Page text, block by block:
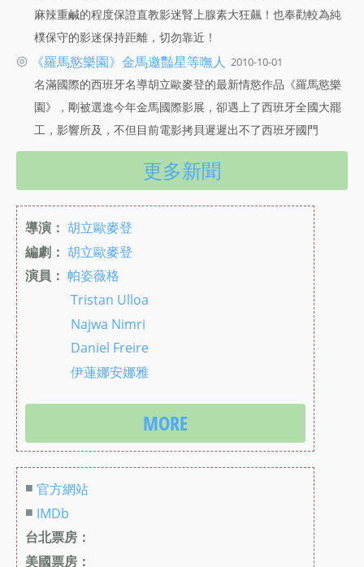
麻辣重鹹的程度保證直教影迷腎上腺素大狂飆！也奉勸較為純
樸保守的影迷保持距離，切勿靠近！
◎ 《羅馬慾樂園》金馬邀豔星等嘸人 2010-10-01
名滿國際的西班牙名導胡立歐麥登的最新情慾作品《羅馬慾樂
園》，剛被選進今年金馬國際影展，卻遇上了西班牙全國大罷
工，影響所及，不但目前電影拷貝遲遲出不了西班牙國門
更多新聞
導演： 胡立歐麥登
編劇： 胡立歐麥登
演員： 帕姿薇格
Tristan Ulloa
Najwa Nimri
Daniel Freire
伊蓮娜安娜雅
MORE
■ 官方網站
■ IMDb
台北票房：
美國票房：